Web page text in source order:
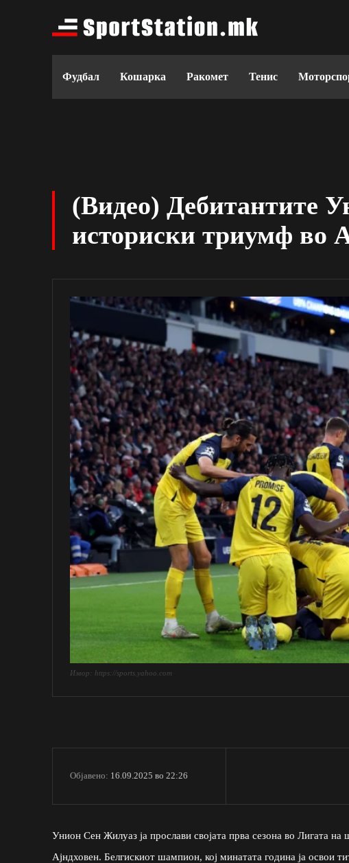
Фудбал Кошарка Ракомет Тенис
(Видео) Дебитантите
историски триумф во
Извор: https://sports.yahoo.com
Објавено: 16.09.2025 во 22:26
Унион Сен Жилуаз ја прослави својата прва сезона во Лигата
Ајндховен. Белгискиот шампион, кој минатата година ја освои